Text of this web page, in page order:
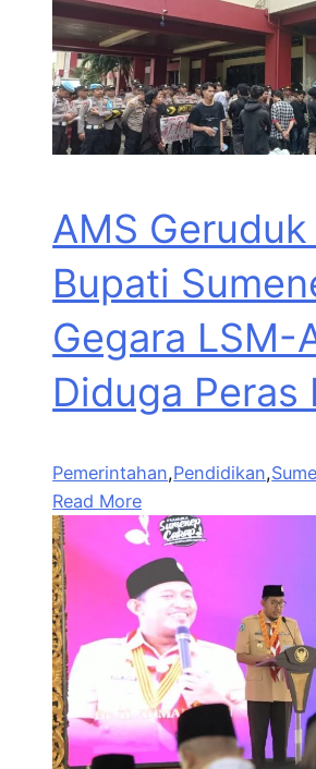
AMS
Bupati
Gegara LSM-
Diduga Peras
Pemerintahan,Pendidikan,
Read More